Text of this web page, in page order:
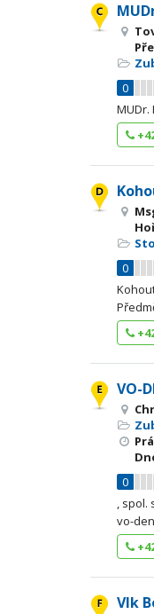
0
MUDr.
0
VO-
0
, spol.
vo-
Vlk